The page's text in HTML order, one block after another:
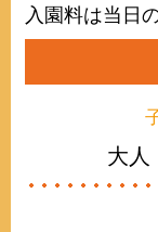
入園料は当日
大